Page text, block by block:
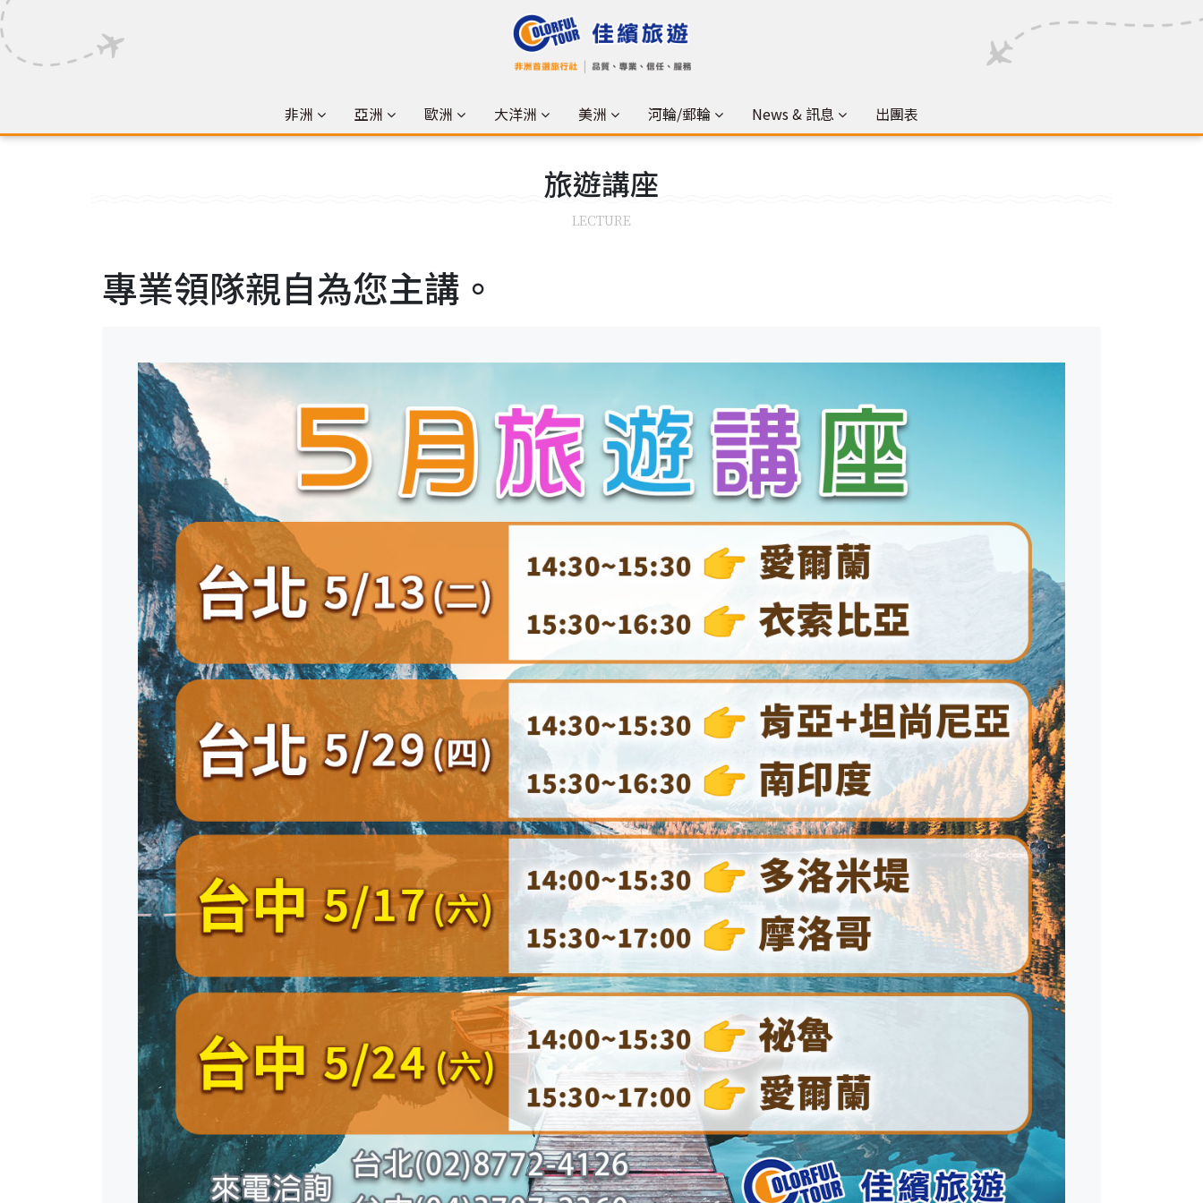
非洲 亞洲 歐洲 大洋洲 美洲 河輪/郵輪 News & 訊息 出團表
旅遊講座
LECTURE
專業領隊親自為您主講。